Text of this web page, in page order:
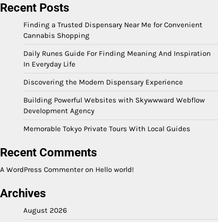
Recent Posts
Finding a Trusted Dispensary Near Me for Convenient
Cannabis Shopping
Daily Runes Guide For Finding Meaning And Inspiration
In Everyday Life
Discovering the Modern Dispensary Experience
Building Powerful Websites with Skywwward Webflow
Development Agency
Memorable Tokyo Private Tours With Local Guides
Recent Comments
A WordPress Commenteron Hello world!
Archives
August 2026